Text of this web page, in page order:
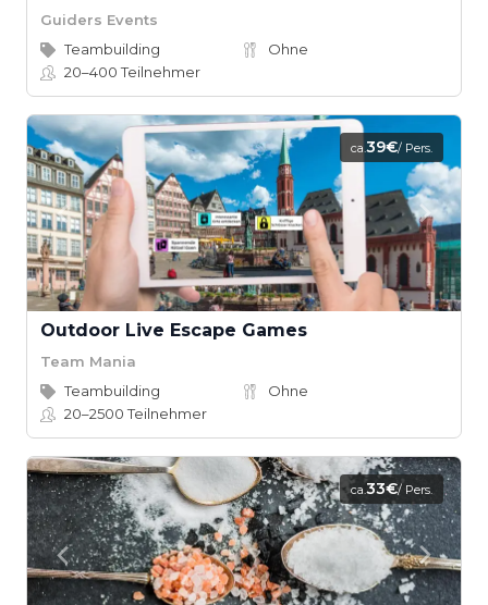
Guiders Events
Teambuilding
Ohne
20–400Teilnehmer
ca.39€/ Pers.
Outdoor Live Escape Games
Team Mania
Teambuilding
Ohne
20–2500Teilnehmer
ca.33€/ Pers.